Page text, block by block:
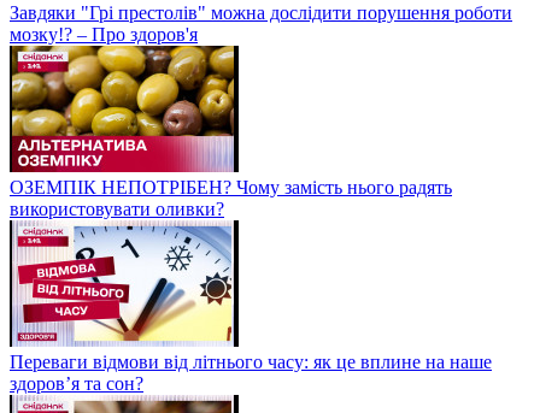
Завдяки "Грі престолів" можна дослідити порушення роботи
мозку!? – Про здоров'я
ОЗЕМПІК НЕПОТРІБЕН? Чому замість нього радять
використовувати оливки?
Переваги відмови від літнього часу: як це вплине на наше
здоров’я та сон?